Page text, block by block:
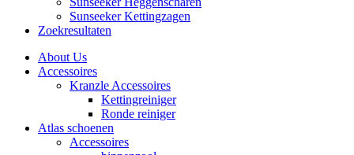
Sunseeker Kettingzagen
Zoekresultaten
About Us
Accessoires
Kranzle Accessoires
Kettingreiniger
Ronde reiniger
Atlas schoenen
Accessoires